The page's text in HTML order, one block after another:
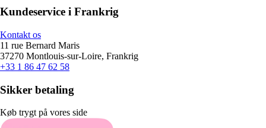
Kundeservice i Frankrig
Kontakt os
11 rue Bernard Maris
37270 Montlouis-sur-Loire, Frankrig
+33 1 86 47 62 58
Sikker betaling
Køb trygt på vores side